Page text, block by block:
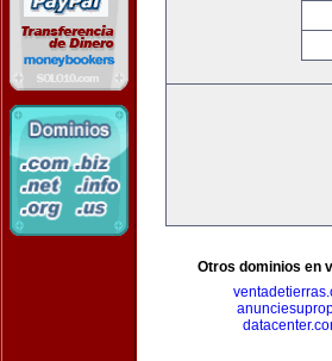
Otros dominios en